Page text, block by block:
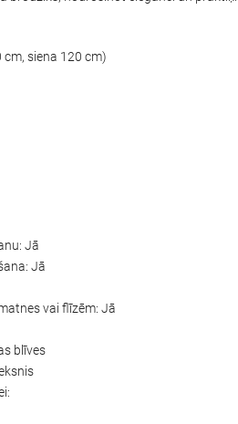
siena 120 cm)
Jā
Jā
vai flīzēm: Jā
blīves